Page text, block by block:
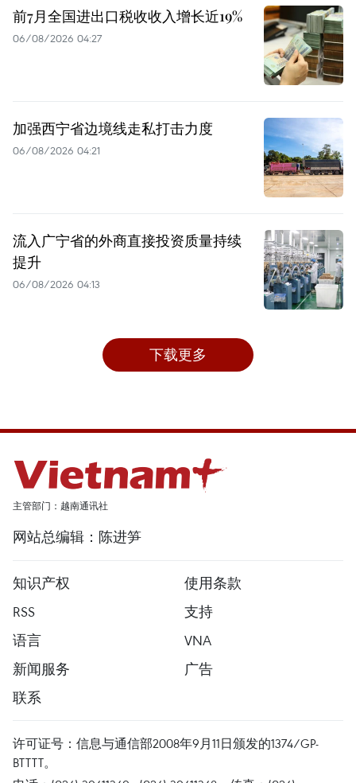
前7月全国进出口税收收入增长近19%
06/08/2026 04:27
加强西宁省边境线走私打击力度
06/08/2026 04:21
流入广宁省的外商直接投资质量持续
提升
06/08/2026 04:13
下载更多
主管部门：越南通讯社
网站总编辑：陈进笋
知识产权
使用条款
RSS
支持
语言
VNA
新闻服务
广告
联系
许可证号：信息与通信部2008年9月11日颁发的1374/GP-
BTTTT。